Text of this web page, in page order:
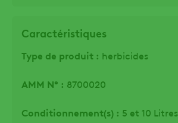
Caractéristiques
Type de produit : herbicides
AMM N° : 8700020
Conditionnement(s) : 5 et 10 Litres